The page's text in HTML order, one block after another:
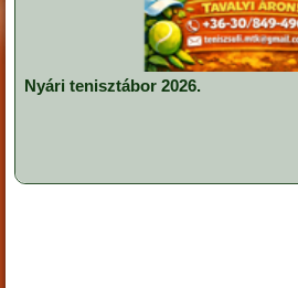
Nyári tenisztábor 2026.